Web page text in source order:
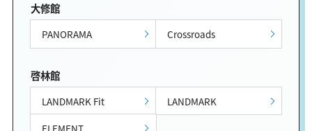
大修館
PANORAMA Crossroads
啓林館
LANDMARK Fit
LANDMARK